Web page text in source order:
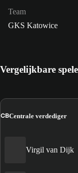
Team
GKS Katowice
Vergelijkbare
CBCentrale verdediger
Virgil van Dijk